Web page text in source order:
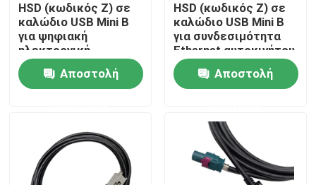
Προϊόντα
Βίντεο
Σχετικά με εμάς
Ξενάγηση στο εργοστάσιο
HSD (κωδικός Z) σε
καλώδιο USB Mini B
για ψηφιακή
ηλεκτρονική
πληροφορική και
ψυχαγωγίαΑποστολή
HSD (κωδικός Z) σε
καλώδιο USB Mini B
για συνδεσιμότητα
Ethernet αυτοκινήτου
Αποστολή